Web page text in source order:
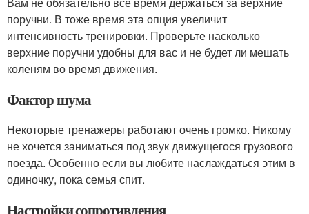
поручни. В тоже время эта опция увеличит
интенсивность тренировки. Проверьте насколько
верхние поручни удобны для вас и не будет ли мешать
коленям во время движения.
Фактор шума
Некоторые тренажеры работают очень громко. Никому
не хочется заниматься под звук движущегося грузового
поезда. Особенно если вы любите наслаждаться этим в
одиночку, пока семья спит.